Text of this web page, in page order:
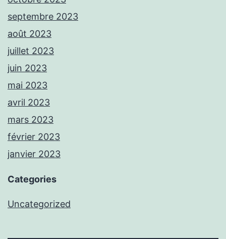
septembre 2023
août 2023
juillet 2023
juin 2023
mai 2023
avril 2023
mars 2023
février 2023
janvier 2023
Categories
Uncategorized